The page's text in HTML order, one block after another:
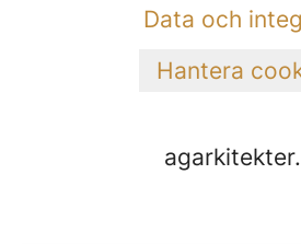
Data och
Hantera